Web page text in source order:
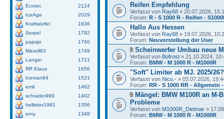
Ecotec
2124
IceAge
2029
Kraftwürfel
1936
Serpel
1792
papajo
1760
Maxell63
1749
Langer
1721
RR Klaus
1656
Iceman64
1521
emil
1462
schrader999
1402
hellrider1981
1356
erny
1348
Reifen Empfehlung
Verfasst von Ray68 » 20.07.2026,
Forum: R - S 1000 R - Reifen -
Hallo Aus Hessen
Verfasst von Ray68 » 19.07.2026,
Forum: Neuvorstellung der User
Scheinwerfer Umbau neue
Verfasst von Bofrost » 21.10.2024,
Forum: BMW - M 1000 R - M1000R
"Soft" Limiter ab MJ. 2025/26?
Verfasst von Nico.- » 03.07.2026,
Forum: RR - S 1000 RR - Allgemein
Mängel: BMW M100R an M-
Probleme
Verfasst von M1000R_Dietmar »
Forum: BMW - M 1000 R - M1000R